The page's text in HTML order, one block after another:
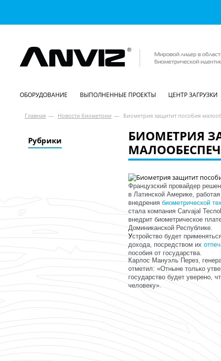
ОБОРУДОВАНИЕ ВЫПОЛНЕННЫЕ ПРОЕКТЫ ЦЕНТР ЗАГРУЗКИ
Главная — Новости биометрии — Биометрия защитит пособия
Рубрики
БИОМЕТРИЯ
Французский провайдер
в Латинской Америке,
внедрения биометрической
стала компания Carvajal
внедрит биометрическое
Доминиканской Республике.
Устройство будет
дохода, посредством их
пособия от государства.
Карлос Мануэль Перез,
отметил: «Отныне только
государство будет уверено,
человеку».